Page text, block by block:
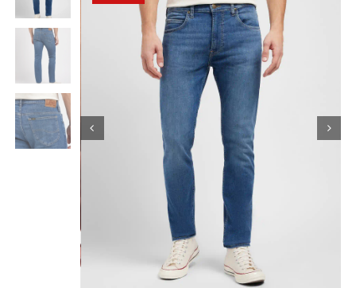
Κορίτσι
Εσώρουχα
Είδη Παρέλασης